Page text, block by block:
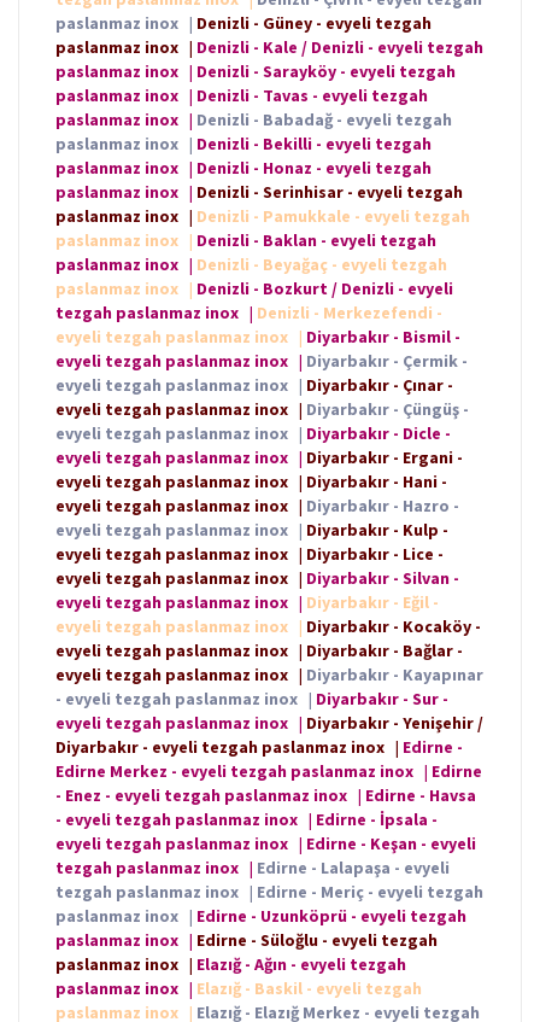
paslanmaz inox | Denizli - Güney - evyeli tezgah
paslanmaz inox | Denizli - Kale / Denizli - evyeli tezgah
paslanmaz inox | Denizli - Sarayköy - evyeli tezgah
paslanmaz inox | Denizli - Tavas - evyeli tezgah
paslanmaz inox | Denizli - Babadağ - evyeli tezgah
paslanmaz inox | Denizli - Bekilli - evyeli tezgah
paslanmaz inox | Denizli - Honaz - evyeli tezgah
paslanmaz inox | Denizli - Serinhisar - evyeli tezgah
paslanmaz inox | Denizli - Pamukkale - evyeli tezgah
paslanmaz inox | Denizli - Baklan - evyeli tezgah
paslanmaz inox | Denizli - Beyağaç - evyeli tezgah
paslanmaz inox | Denizli - Bozkurt / Denizli - evyeli
tezgah paslanmaz inox | Denizli - Merkezefendi -
evyeli tezgah paslanmaz inox | Diyarbakır - Bismil -
evyeli tezgah paslanmaz inox | Diyarbakır - Çermik -
evyeli tezgah paslanmaz inox | Diyarbakır - Çınar -
evyeli tezgah paslanmaz inox | Diyarbakır - Çüngüş -
evyeli tezgah paslanmaz inox | Diyarbakır - Dicle -
evyeli tezgah paslanmaz inox | Diyarbakır - Ergani -
evyeli tezgah paslanmaz inox | Diyarbakır - Hani -
evyeli tezgah paslanmaz inox | Diyarbakır - Hazro -
evyeli tezgah paslanmaz inox | Diyarbakır - Kulp -
evyeli tezgah paslanmaz inox | Diyarbakır - Lice -
evyeli tezgah paslanmaz inox | Diyarbakır - Silvan -
evyeli tezgah paslanmaz inox | Diyarbakır - Eğil -
evyeli tezgah paslanmaz inox | Diyarbakır - Kocaköy -
evyeli tezgah paslanmaz inox | Diyarbakır - Bağlar -
evyeli tezgah paslanmaz inox | Diyarbakır - Kayapınar
- evyeli tezgah paslanmaz inox | Diyarbakır - Sur -
evyeli tezgah paslanmaz inox | Diyarbakır - Yenişehir /
Diyarbakır - evyeli tezgah paslanmaz inox | Edirne -
Edirne Merkez - evyeli tezgah paslanmaz inox | Edirne
- Enez - evyeli tezgah paslanmaz inox | Edirne - Havsa
- evyeli tezgah paslanmaz inox | Edirne - İpsala -
evyeli tezgah paslanmaz inox | Edirne - Keşan - evyeli
tezgah paslanmaz inox | Edirne - Lalapaşa - evyeli
tezgah paslanmaz inox | Edirne - Meriç - evyeli tezgah
paslanmaz inox | Edirne - Uzunköprü - evyeli tezgah
paslanmaz inox | Edirne - Süloğlu - evyeli tezgah
paslanmaz inox | Elazığ - Ağın - evyeli tezgah
paslanmaz inox | Elazığ - Baskil - evyeli tezgah
paslanmaz inox | Elazığ - Elazığ Merkez - evyeli tezgah